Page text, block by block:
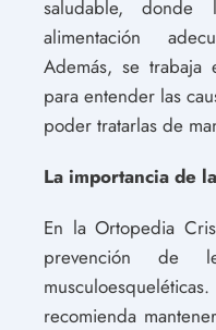
saludable,
alimentación
Además, se trabaja
para entender las
poder tratarlas de
La importancia de
En la Ortopedia
prevención de
recomienda